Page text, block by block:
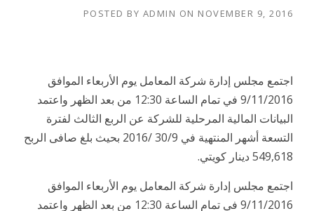
POSTED BY ADMIN ON NOVEMBER 9, 2016
اجتمع مجلس إدارة شركة المعامل يوم الأربعاء الموافق
9/11/2016 في تمام الساعة 12:30 من بعد الظهر واعتمد
البيانات المالية المرحلية للشركة عن الربع الثالث لفترة
التسعة أشهر المنتهية في 30/9 /2016 بحيث بلغ صافى الربح
549,618 دينار كويتي.
اجتمع مجلس إدارة شركة المعامل يوم الأربعاء الموافق
9/11/2016 في تمام الساعة 12:30 من بعد الظهر واعتمد